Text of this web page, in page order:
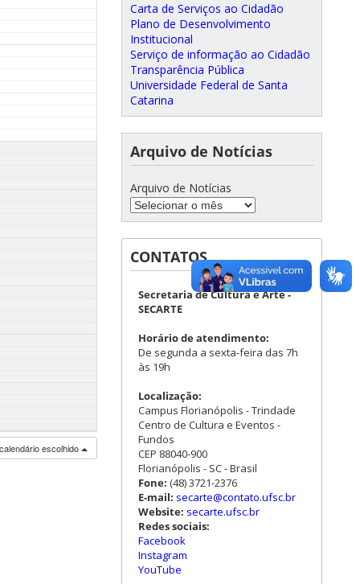
escolhido
Carta de Serviços ao Cidadão
Plano de Desenvolvimento
Institucional
Serviço de informação ao Cidadão
Transparência Pública
Universidade Federal de Santa
Catarina
Arquivo de Notícias
Arquivo de Notícias
CONTATOS
Secretaria de Cultura e Arte -
SECARTE
Horário de atendimento:
De segunda a sexta-feira das 7h
às 19h
Localização:
Campus Florianópolis - Trindade
Centro de Cultura e Eventos -
Fundos
CEP 88040-900
Florianópolis - SC - Brasil
Fone: (48) 3721-2376
E-mail: secarte@contato.ufsc.br
Website: secarte.ufsc.br
Redes sociais:
Facebook
Instagram
YouTube